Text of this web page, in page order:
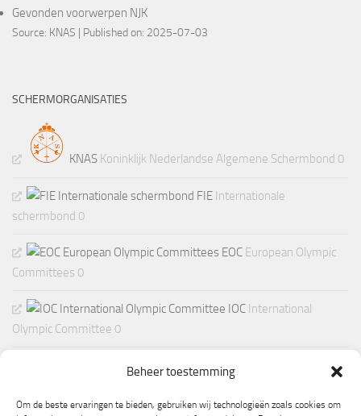
Beheer toestemming
Om de beste ervaringen te bieden, gebruiken wij technologieën zoals cookies om
Gevonden voorwerpen NJK
Source: KNAS Published on: 2025-07-03
SCHERMORGANISATIES
KNAS Koninklijk Nederlandse Algemene Schermbond 0
FIE Internationale
schermbond 0
EOC European Olympic
Committees 0
IOC International
Olympic Committee 0